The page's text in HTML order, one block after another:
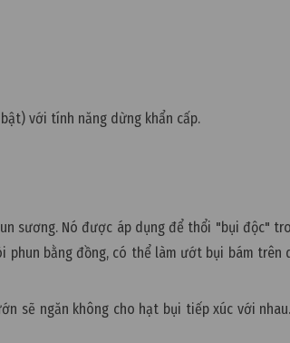
với tính năng dừng khẩn cấp.
sương. Nó được áp dụng để thổi "bụi độc"
bằng đồng, có thể làm ướt bụi bám trên
sẽ ngăn không cho hạt bụi tiếp xúc với